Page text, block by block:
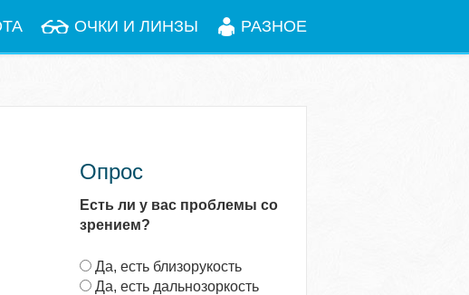
ОЧКИ И ЛИНЗЫ РАЗНОЕ
Опрос
Есть ли у вас проблемы со
зрением?
В
а
Да, есть близорукость
Да, есть дальнозоркость